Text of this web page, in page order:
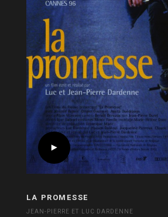
LA PROMESSE
JEAN-PIERRE ET LUC DARDENNE